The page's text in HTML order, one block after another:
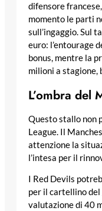
difensore
momento le parti
sull’ingaggio. Sul
euro: l’entourage
bonus, mentre la
milioni a stagione,
L’ombra del
Questo stallo non
League. Il
attenzione la
l’intesa per il
I Red Devils
per il cartellino
valutazione di 40